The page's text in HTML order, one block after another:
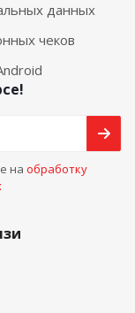
данных
чеков
на обработку